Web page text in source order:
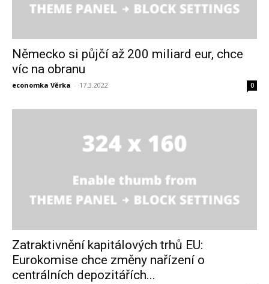
Německo si půjčí až 200 miliard eur, chce
víc na obranu
economka Věrka - 17.3.2022 0
Zatraktivnění kapitálových trhů EU:
Eurokomise chce změny nařízení o
centrálních depozitářích...